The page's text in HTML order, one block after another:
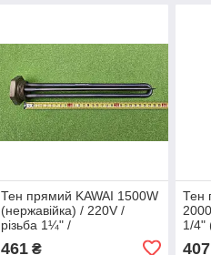
Тен прямий KAWAI 1500W
(нержавійка) / 220V /
різьба 1¼" /
461₴
Тен
1/4"
407